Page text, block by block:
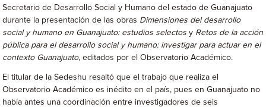
Secretario de Desarrollo Social y Humano del estado de Guanajuato
durante la presentación de las obras Dimensiones del desarrollo
social y humano en Guanajuato: estudios selectos y Retos de la acción
pública para el desarrollo social y humano: investigar para actuar en el
contexto Guanajuato, editados por el Observatorio Académico.
El titular de la Sedeshu resaltó que el trabajo que realiza el
Observatorio Académico es inédito en el país, pues en Guanajuato no
había antes una coordinación entre investigadores de seis